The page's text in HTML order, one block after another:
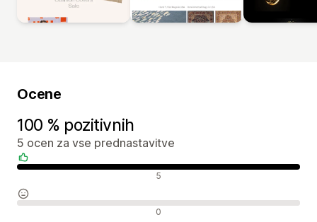
Ocene
100 % pozitivnih
5 ocen za vse prednastavitve
Pozitivne ocene 5
Nevtralne ocene 0